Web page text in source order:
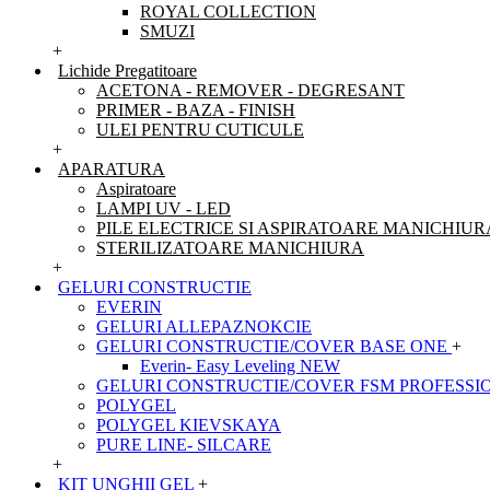
ROYAL COLLECTION
SMUZI
+
Lichide Pregatitoare
ACETONA - REMOVER - DEGRESANT
PRIMER - BAZA - FINISH
ULEI PENTRU CUTICULE
+
APARATURA
Aspiratoare
LAMPI UV - LED
PILE ELECTRICE SI ASPIRATOARE
STERILIZATOARE MANICHIURA
+
GELURI CONSTRUCTIE
EVERIN
GELURI ALLEPAZNOKCIE
GELURI CONSTRUCTIE/COVER BASE ONE +
Everin- Easy Leveling NEW
GELURI CONSTRUCTIE/COVER FSM
POLYGEL
POLYGEL KIEVSKAYA
PURE LINE- SILCARE
+
KIT UNGHII GEL +